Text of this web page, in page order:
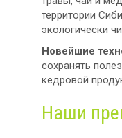
территории
экологически
Новейшие
сохранять
кедровой
Наши